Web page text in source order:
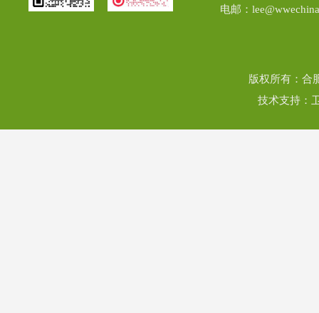
电邮：
版权所有：合
技术支持：